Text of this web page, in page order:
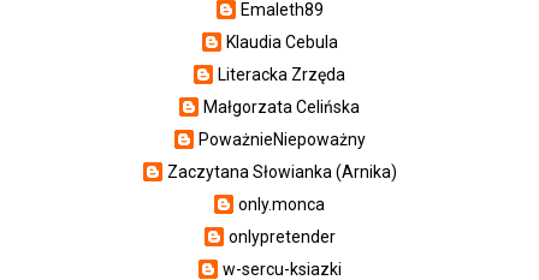
Emaleth89
Klaudia Cebula
Literacka Zrzęda
Małgorzata Celińska
PoważnieNiepoważny
Zaczytana Słowianka (Arnika)
only.monca
onlypretender
w-sercu-ksiazki